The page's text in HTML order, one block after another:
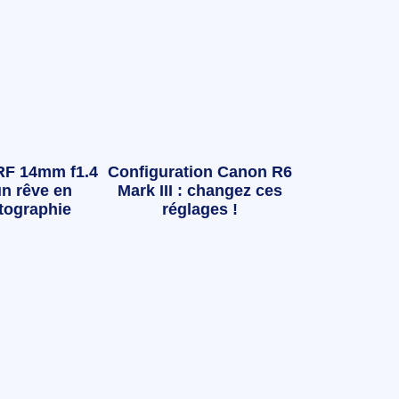
14mm f1.4
rêve en
Configuration Canon R6
Mark III : changez ces
réglages !